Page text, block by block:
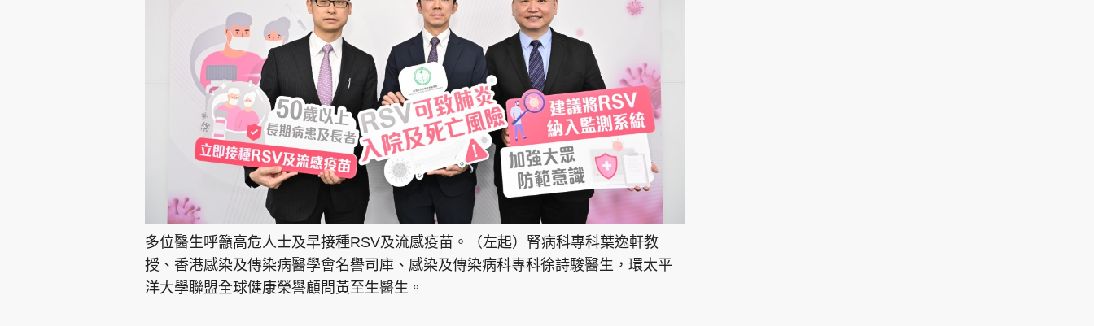
多位醫生呼籲高危人士及早接種RSV及流感疫苗。（左起）腎病科專科葉逸軒教
授、香港感染及傳染病醫學會名譽司庫、感染及傳染病科專科徐詩駿醫生，環太平
洋大學聯盟全球健康榮譽顧問黃至生醫生。